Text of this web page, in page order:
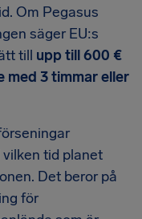
Om Pegasus
säger EU:s
till upp till 600 €
med 3 timmar eller
tid planet
Det beror på
för